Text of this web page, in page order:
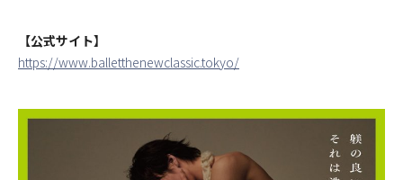
【公式サイト】
https://www.balletthenewclassic.tokyo/